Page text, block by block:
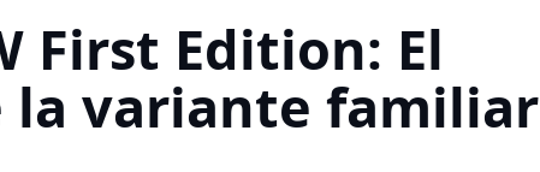
First Edition: El
la variante familiar